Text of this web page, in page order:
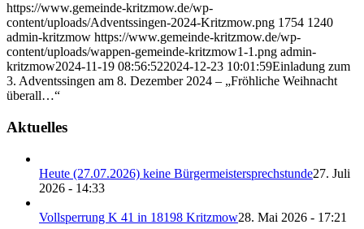
https://www.gemeinde-kritzmow.de/wp-
content/uploads/Adventssingen-2024-Kritzmow.png 1754 1240
admin-kritzmow https://www.gemeinde-kritzmow.de/wp-
content/uploads/wappen-gemeinde-kritzmow1-1.png admin-
kritzmow2024-11-19 08:56:522024-12-23 10:01:59Einladung zum
3. Adventssingen am 8. Dezember 2024 – „Fröhliche Weihnacht
überall…“
Aktuelles
Heute (27.07.2026) keine Bürgermeistersprechstunde27. Juli
2026 - 14:33
Vollsperrung K 41 in 18198 Kritzmow28. Mai 2026 - 17:21